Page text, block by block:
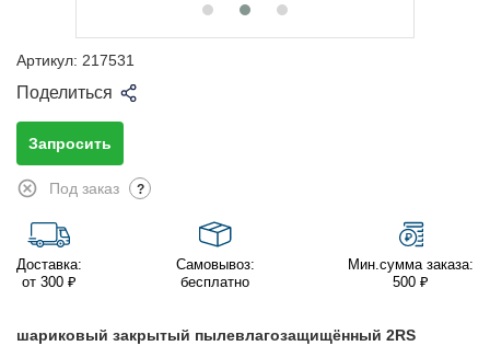
Артикул: 217531
Поделиться
Запросить
Под заказ ?
Доставка:
от 300 ₽
Самовывоз:
бесплатно
Мин.сумма заказа:
500 ₽
шариковый закрытый пылевлагозащищённый 2RS